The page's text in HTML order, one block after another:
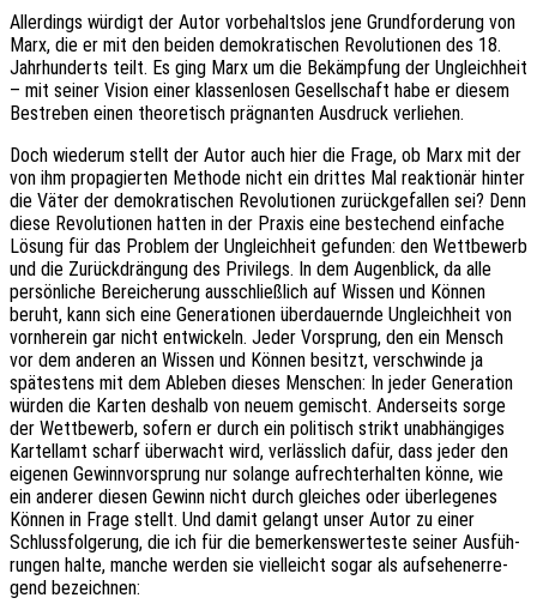
Aller­dings würdigt der Autor vorbe­halts­los jene Grund­for­de­rung von
Marx, die er mit den beiden demo­kra­ti­schen Revo­lu­tio­nen des 18.
Jahr­hun­derts teilt. Es ging Marx um die Bekämp­fung der Ungleich­heit
– mit seiner Vision einer klas­sen­lo­sen Gesell­schaft habe er diesem
Bestre­ben einen theo­re­tisch prägnan­ten Ausdruck verliehen.
Doch wieder­um stellt der Autor auch hier die Frage, ob Marx mit der
von ihm propa­gier­ten Metho­de nicht ein drit­tes Mal reak­tio­när hinter
die Väter der demo­kra­ti­schen Revo­lu­tio­nen zurück­ge­fal­len sei? Denn
diese Revo­lu­tio­nen hatten in der Praxis eine bestechend einfa­che
Lösung für das Problem der Ungleich­heit gefun­den: den Wett­be­werb
und die Zurück­drän­gung des Privi­legs. In dem Augen­blick, da alle
persön­li­che Berei­che­rung ausschließ­lich auf Wissen und Können
beruht, kann sich eine Gene­ra­tio­nen über­dau­ern­de Ungleich­heit von
vorn­her­ein gar nicht entwi­ckeln. Jeder Vorsprung, den ein Mensch
vor dem ande­ren an Wissen und Können besitzt, verschwin­de ja
spätes­tens mit dem Able­ben dieses Menschen: In jeder Gene­ra­ti­on
würden die Karten deshalb von neuem gemischt. Ander­seits sorge
der Wett­be­werb, sofern er durch ein poli­tisch strikt unab­hän­gi­ges
Kartell­amt scharf über­wacht wird, verläss­lich dafür, dass jeder den
eige­nen Gewinn­vor­sprung nur solan­ge aufrecht­erhal­ten könne, wie
ein ande­rer diesen Gewinn nicht durch glei­ches oder über­le­ge­nes
Können in Frage stellt. Und damit gelangt unser Autor zu einer
Schluss­fol­ge­rung, die ich für die bemer­kens­wer­tes­te seiner Ausfüh­
run­gen halte, manche werden sie viel­leicht sogar als aufse­hen­er­re­
gend bezeichnen: